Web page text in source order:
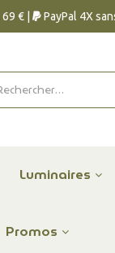
€ | PayPal 4X
Luminaires
Promos